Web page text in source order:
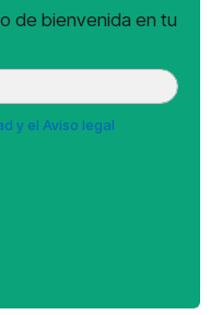
de bienvenida en tu
y el Aviso legal